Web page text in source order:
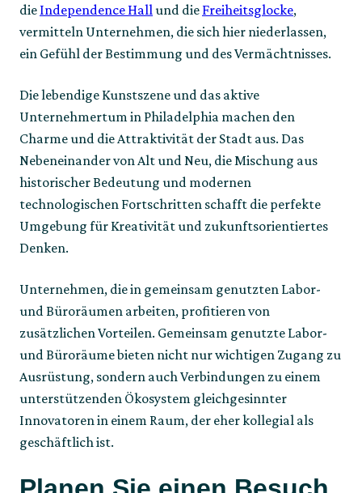
die Independence Hallund die Freiheitsglocke,
vermitteln Unternehmen, die sich hier niederlassen,
ein Gefühl der Bestimmung und des Vermächtnisses.
Die lebendige Kunstszene und das aktive
Unternehmertum in Philadelphia machen den
Charme und die Attraktivität der Stadt aus. Das
Nebeneinander von Alt und Neu, die Mischung aus
historischer Bedeutung und modernen
technologischen Fortschritten schafft die perfekte
Umgebung für Kreativität und zukunftsorientiertes
Denken.
Unternehmen, die in gemeinsam genutzten Labor-
und Büroräumen arbeiten, profitieren von
zusätzlichen Vorteilen. Gemeinsam genutzte Labor-
und Büroräume bieten nicht nur wichtigen Zugang zu
Ausrüstung, sondern auch Verbindungen zu einem
unterstützenden Ökosystem gleichgesinnter
Innovatoren in einem Raum, der eher kollegial als
geschäftlich ist.